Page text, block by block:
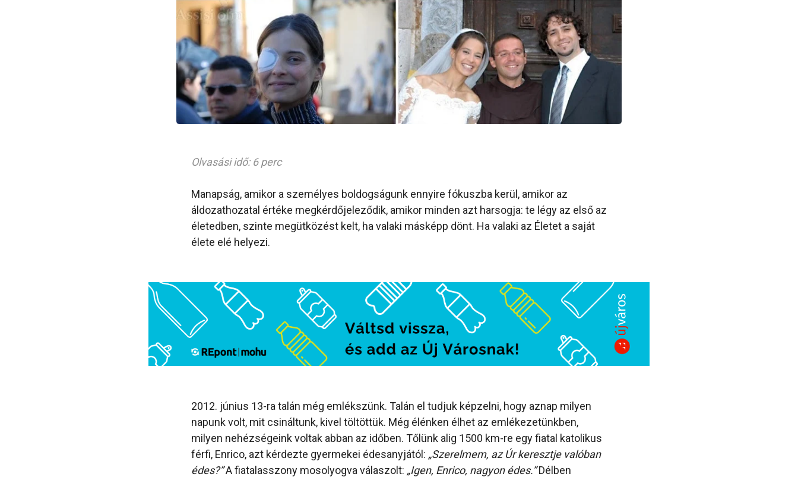
Olvasási idő: 6 perc
Manapság, amikor a személyes boldogságunk ennyire fókuszba kerül, amikor az
áldozathozatal értéke megkérdőjeleződik, amikor minden azt harsogja: te légy az első az
életedben, szinte megütközést kelt, ha valaki másképp dönt. Ha valaki az Életet a saját
élete elé helyezi.
2012. június 13-ra talán még emlékszünk. Talán el tudjuk képzelni, hogy aznap milyen
napunk volt, mit csináltunk, kivel töltöttük. Még élénken élhet az emlékezetünkben,
milyen nehézségeink voltak abban az időben. Tőlünk alig 1500 km-re egy fiatal katolikus
férfi, Enrico, azt kérdezte gyermekei édesanyjától: „Szerelmem, az Úr keresztje valóban
édes?”A fiatalasszony mosolyogva válaszolt: „Igen, Enrico, nagyon édes.”Délben